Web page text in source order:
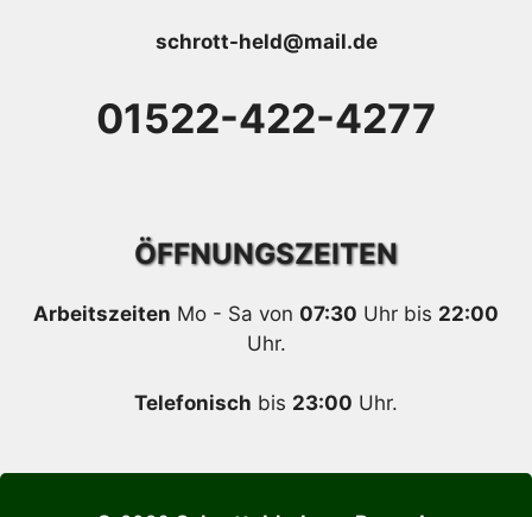
schrott-held@mail.de
01522-422-4277
ÖFFNUNGSZEITEN
Arbeitszeiten Mo - Sa von 07:30 Uhr bis 22:00
Uhr.
Telefonisch bis 23:00 Uhr.